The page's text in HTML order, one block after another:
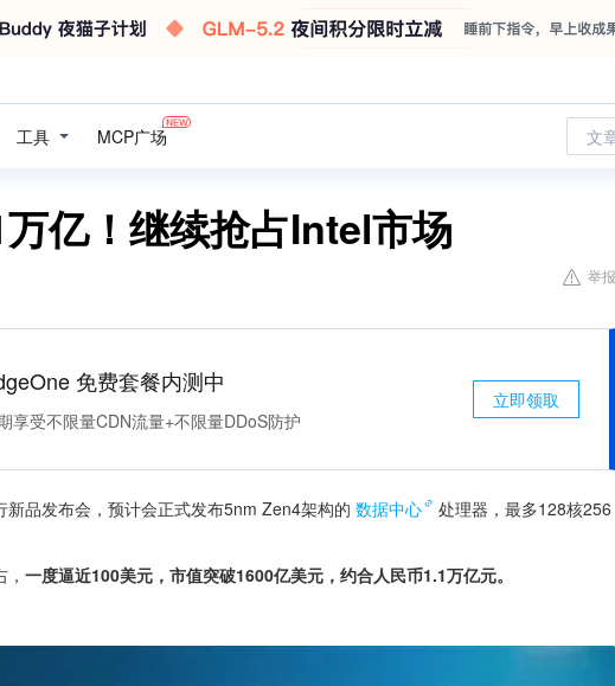
工具 MCP广场 文
亿！继续抢占Intel市场
举报
免费套餐内测中
享受不限量CDN流量+不限量DDoS防护
立即领取
品发布会，预计会正式发布5nm Zen4架构的 数据中心
处理器，最多128核256
一度逼近100美元，市值突破1600亿美元，约合人民币1.1万亿元。